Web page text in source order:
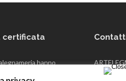
certificata
hanno
Via